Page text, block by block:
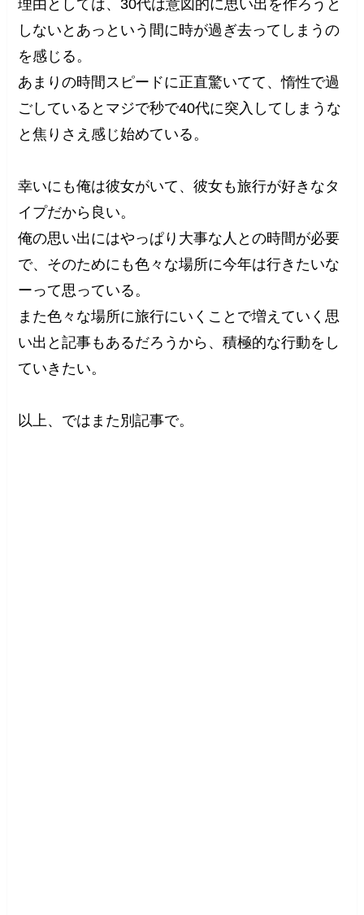
理由としては、30代は意図的に思い出を作ろうと
しないとあっという間に時が過ぎ去ってしまうの
を感じる。
あまりの時間スピードに正直驚いてて、惰性で過
ごしているとマジで秒で40代に突入してしまうな
と焦りさえ感じ始めている。
幸いにも俺は彼女がいて、彼女も旅行が好きなタ
イプだから良い。
俺の思い出にはやっぱり大事な人との時間が必要
で、そのためにも色々な場所に今年は行きたいな
ーって思っている。
また色々な場所に旅行にいくことで増えていく思
い出と記事もあるだろうから、積極的な行動をし
ていきたい。
以上、ではまた別記事で。